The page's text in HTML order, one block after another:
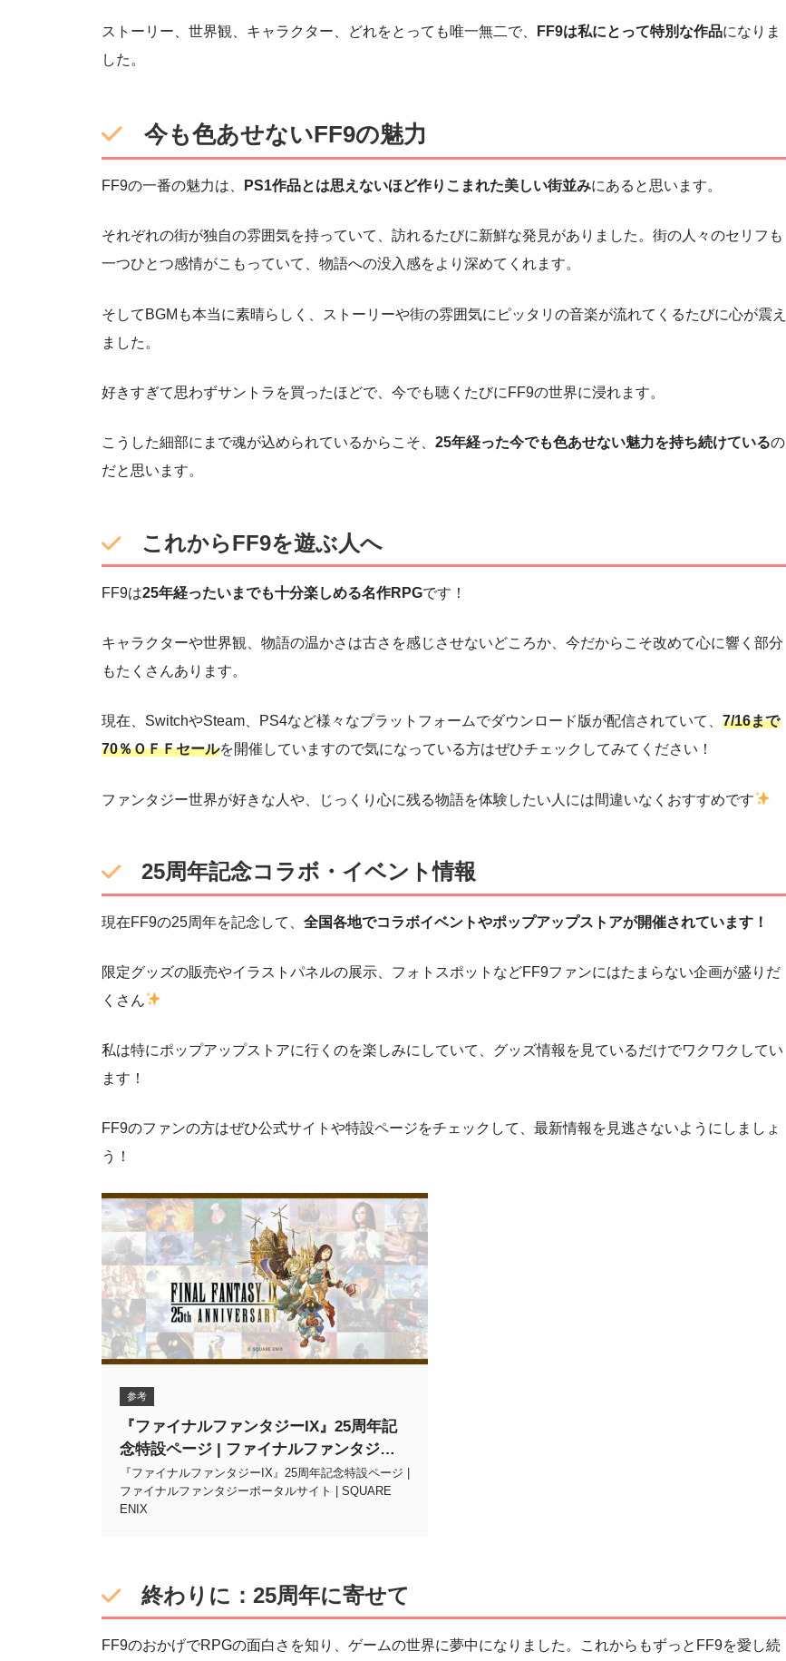
ストーリー、世界観、キャラクター、どれをとっても唯一無二で、 FF9は私にとって特別な作品になりま
した。
今も色あせないFF9の魅力
FF9の一番の魅力は、 PS1作品とは思えないほど作りこまれた美しい街並みにあると思います。
それぞれの街が独自の雰囲気を持っていて、訪れるたびに新鮮な発見がありました。街の人々のセリフも
一つひとつ感情がこもっていて、物語への没入感をより深めてくれます。
そしてBGMも本当に素晴らしく、ストーリーや街の雰囲気にピッタリの音楽が流れてくるたびに心が震え
ました。
好きすぎて思わずサントラを買ったほどで、今でも聴くたびにFF9の世界に浸れます。
こうした細部にまで魂が込められているからこそ、 25年経った今でも色あせない魅力を持ち続けているの
だと思います。
これからFF9を遊ぶ人へ
FF9は25年経ったいまでも十分楽しめる名作RPGです！
キャラクターや世界観、物語の温かさは古さを感じさせないどころか、今だからこそ改めて心に響く部分
もたくさんあります。
現在、SwitchやSteam、PS4など様々なプラットフォームでダウンロード版が配信されていて、 7/16まで
70％ＯＦＦセールを開催していますので気になっている方はぜひチェックしてみてください！
ファンタジー世界が好きな人や、じっくり心に残る物語を体験したい人には間違いなくおすすめです
25周年記念コラボ・イベント情報
現在FF9の25周年を記念して、 全国各地でコラボイベントやポップアップストアが開催されています！
限定グッズの販売やイラストパネルの展示、フォトスポットなどFF9ファンにはたまらない企画が盛りだ
くさん
私は特にポップアップストアに行くのを楽しみにしていて、グッズ情報を見ているだけでワクワクしてい
ます！
FF9のファンの方はぜひ公式サイトや特設ページをチェックして、最新情報を見逃さないようにしましょ
う！
参考
『ファイナルファンタジーIX』25周年記
念特設ページ | ファイナルファンタジー
ポータルサイト | SQUARE ENIX
『ファイナルファンタジーIX』25周年記念特設ページ |
ファイナルファンタジーポータルサイト | SQUARE
ENIX
終わりに：25周年に寄せて
FF9のおかげでRPGの面白さを知り、ゲームの世界に夢中になりました。これからもずっとFF9を愛し続